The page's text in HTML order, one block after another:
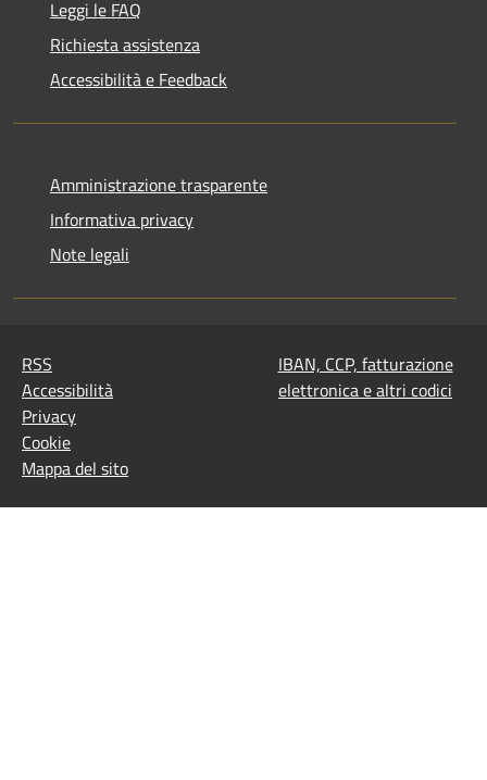
Leggi le FAQ
Richiesta assistenza
Accessibilità e Feedback
Amministrazione trasparente
Informativa privacy
Note legali
RSS
Accessibilità
Privacy
Cookie
Mappa del sito
IBAN, CCP, fatturazione
elettronica e altri codici